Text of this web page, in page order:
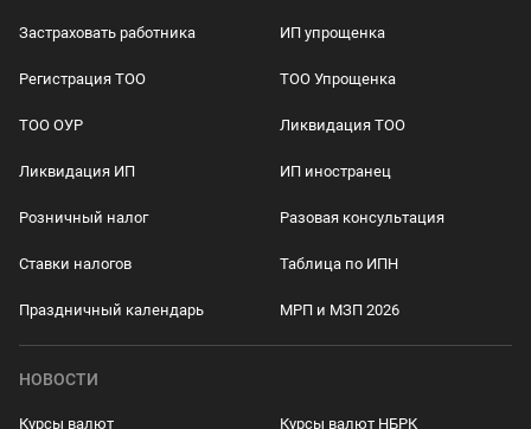
Застраховать работника ИП упрощенка
Регистрация ТОО ТОО Упрощенка
ТОО ОУР Ликвидация ТОО
Ликвидация ИП ИП иностранец
Розничный налог Разовая консультация
Ставки налогов Таблица по ИПН
Праздничный календарь МРП и МЗП 2026
НОВОСТИ
Курсы валют Курсы валют НБРК